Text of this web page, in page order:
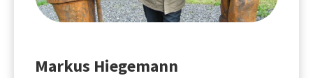
Markus Hiegemann